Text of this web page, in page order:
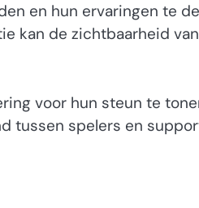
en hun ervaringen te
kan de zichtbaarheid
voor hun steun te
tussen spelers en